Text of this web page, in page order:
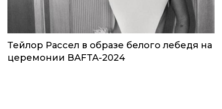
Тейлор Рассел в образе белого лебедя на
церемонии BAFTA-2024